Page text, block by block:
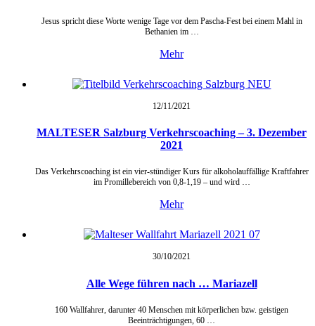
Jesus spricht diese Worte wenige Tage vor dem Pascha-Fest bei einem Mahl in
Bethanien im …
Mehr
12/11/2021
MALTESER Salzburg Verkehrscoaching – 3. Dezember
2021
Das Verkehrscoaching ist ein vier-stündiger Kurs für alkoholauffällige Kraftfahrer
im Promillebereich von 0,8-1,19 – und wird …
Mehr
30/10/2021
Alle Wege führen nach … Mariazell
160 Wallfahrer, darunter 40 Menschen mit körperlichen bzw. geistigen
Beeinträchtigungen, 60 …